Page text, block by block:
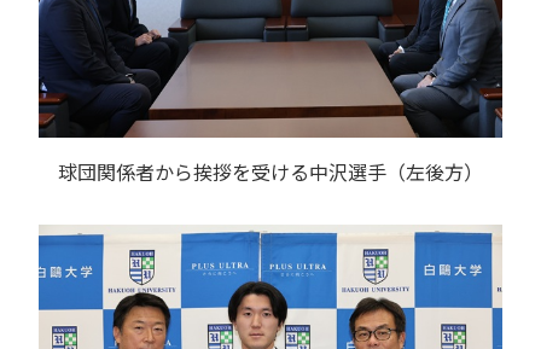
球団関係者から挨拶を受ける中沢選手（左後方）